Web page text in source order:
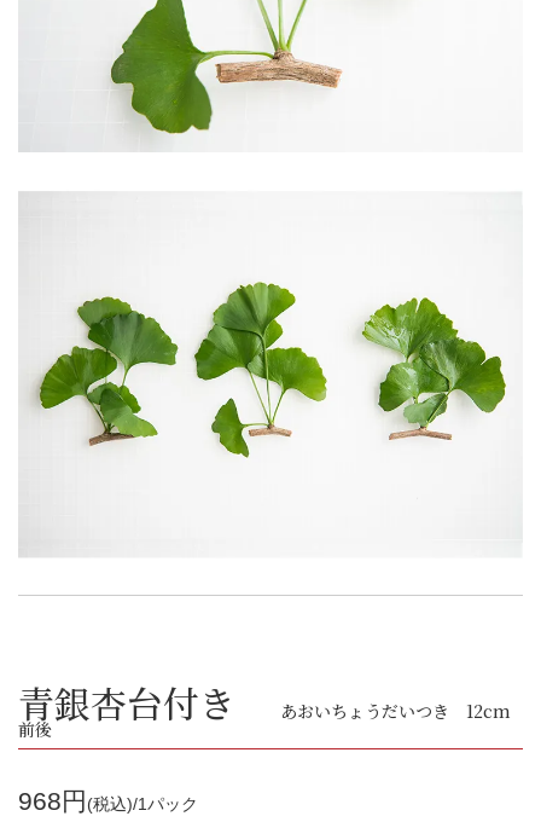
青銀杏台付き あおいちょうだいつき 12cm
前後
968円 (税込)/1パック